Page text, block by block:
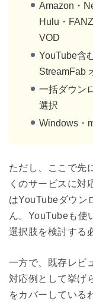
Amazon・
Hulu・
VOD
YouTube含
StreamFab
一括ダウン
選択
Windows・
ただし、ここで先
くのサービスに対
はYouTubeダウン
ん。YouTubeも使
選択肢を検討する
一方で、既存レビ
対応例として挙げ
をカバーしている